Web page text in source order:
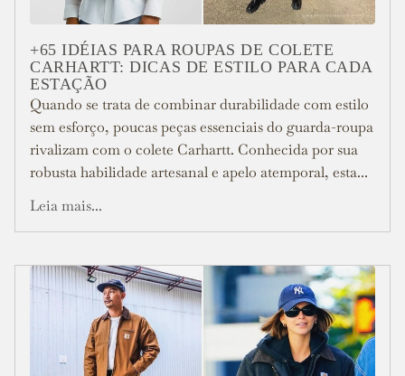
+65 IDÉIAS PARA ROUPAS DE COLETE
CARHARTT: DICAS DE ESTILO PARA CADA
ESTAÇÃO
Quando se trata de combinar durabilidade com estilo
sem esforço, poucas peças essenciais do guarda-roupa
rivalizam com o colete Carhartt. Conhecida por sua
robusta habilidade artesanal e apelo atemporal, esta...
Leia mais...